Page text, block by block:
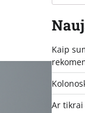
Kaip
Ar tikrai